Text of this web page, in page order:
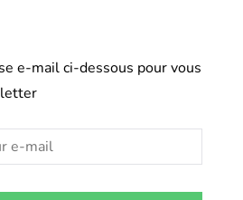
e-mail ci-dessous pour vous